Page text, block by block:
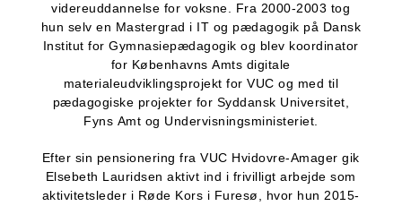
videreuddannelse for voksne. Fra 2000-2003 tog
hun selv en Mastergrad i IT og pædagogik på Dansk
Institut for Gymnasiepædagogik og blev koordinator
for Københavns Amts digitale
materialeudviklingsprojekt for VUC og med til
pædagogiske projekter for Syddansk Universitet,
Fyns Amt og Undervisningsministeriet.
Efter sin pensionering fra VUC Hvidovre-Amager gik
Elsebeth Lauridsen aktivt ind i frivilligt arbejde som
aktivitetsleder i Røde Kors i Furesø, hvor hun 2015-